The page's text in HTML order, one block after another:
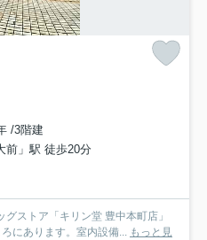
/3階建
前」駅 徒歩20分
ストア「キリン堂 豊中本町店」
にあります。室内設備... もっと見